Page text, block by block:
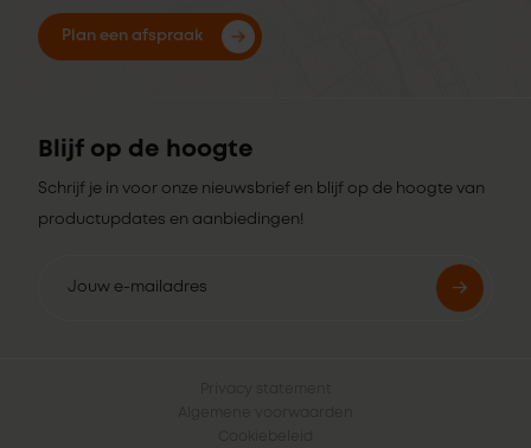
Plan een afspraak
Blijf op de hoogte
Schrijf je in voor onze nieuwsbrief en blijf op de hoogte van
productupdates en aanbiedingen!